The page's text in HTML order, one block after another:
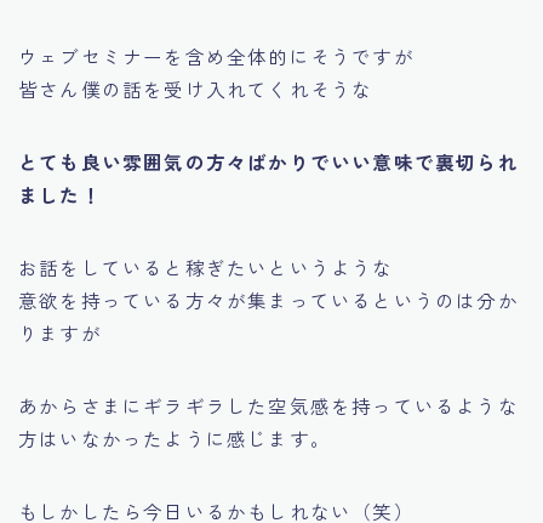
ウェブセミナーを含め全体的にそうですが
皆さん僕の話を受け入れてくれそうな
とても良い雰囲気の方々ばかりでいい意味で裏切られ
ました！
お話をしていると 稼ぎたい というような
意欲を持っている方々が集まっているというのは分か
りますが
あからさまにギラギラした空気感を持っているような
方はいなかったように感じます。
もしかしたら今日いるかもしれない（笑）